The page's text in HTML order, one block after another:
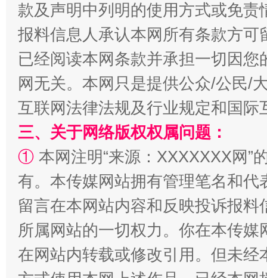
全民健身五年计划来了！等你上场
阿坝州三大球赛在茂县开幕 规模
款及声明中列明的使用方式或免责
报料信息人承认本网所有条款方
已经阅读本网条款并承担一切因
网无关。本网只是提供公众/公民/
互联网法律法规及行业规定和国
三、关于网络版权权属问题：
① 本网注明“来源：XXXXXXX网”
有。本传媒网站拥有管理笔名和
留言在本网站内容和反映投诉报
所属网站的一切权力。你在本传
在网站内转载或修改引用。但未